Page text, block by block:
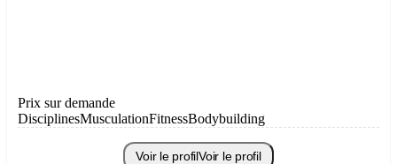
Prix sur demande
DisciplinesMusculationFitnessBodybuilding
Voir le profilVoir le profil